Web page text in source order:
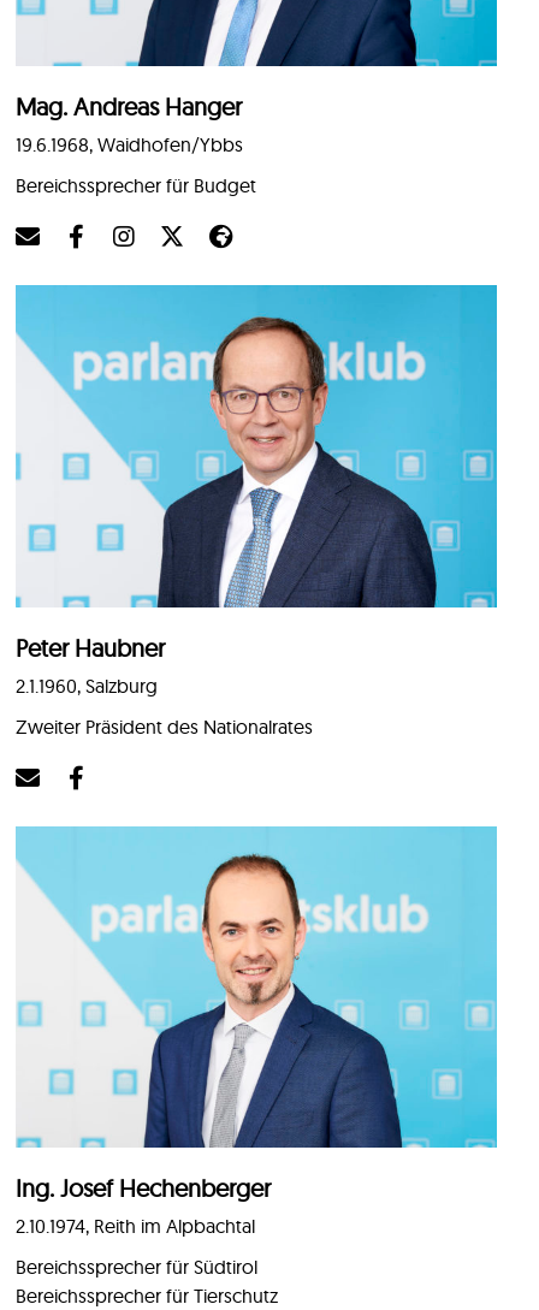
Mag. Andreas Hanger
19.6.1968, Waidhofen/Ybbs
Bereichssprecher für Budget
Peter Haubner
2.1.1960, Salzburg
Zweiter Präsident des Nationalrates
Ing. Josef Hechenberger
2.10.1974, Reith im Alpbachtal
Bereichssprecher für Südtirol
Bereichssprecher für Tierschutz